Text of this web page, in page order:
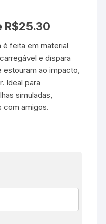
R$25.30
é feita em material
e dispara
estouram ao impacto,
Ideal para
simuladas,
com amigos.